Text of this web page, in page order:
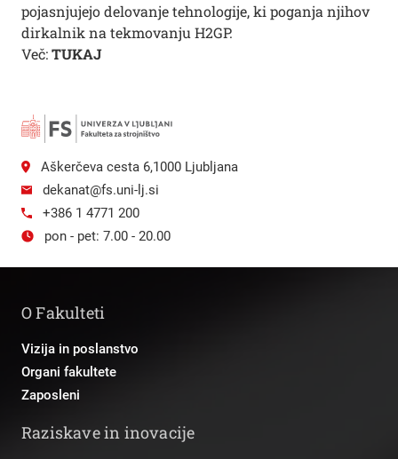
pojasnjujejo delovanje tehnologije, ki poganja njihov
dirkalnik na tekmovanju H2GP.
Več:TUKAJ
Aškerčeva cesta 6,1000 Ljubljana
dekanat@fs.uni-lj.si
+386 1 4771 200
pon - pet: 7.00 - 20.00
O Fakulteti
Vizija in poslanstvo
Organi fakultete
Zaposleni
Raziskave in inovacije